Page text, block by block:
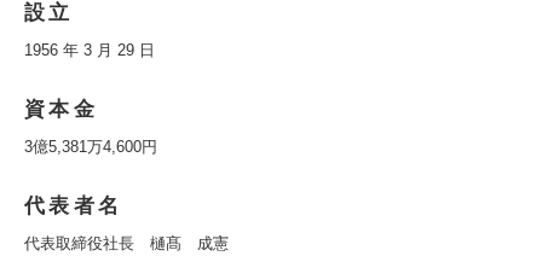
設立
1956 年 3 月 29 日
資本金
3億5,381万4,600円
代表者名
代表取締役社長 樋髙 成憲